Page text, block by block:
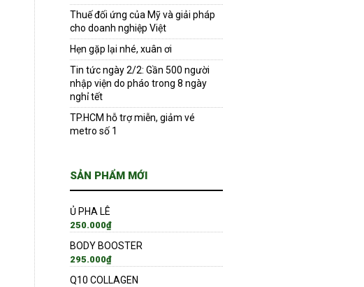
Thuế đối ứng của Mỹ và giải pháp
cho doanh nghiệp Việt
Hẹn gặp lại nhé, xuân ơi
Tin tức ngày 2/2: Gần 500 người
nhập viện do pháo trong 8 ngày
nghỉ tết
TP.HCM hỗ trợ miễn, giảm vé
metro số 1
SẢN PHẨM MỚI
Ủ PHA LÊ
250.000₫
BODY BOOSTER
295.000₫
Q10 COLLAGEN